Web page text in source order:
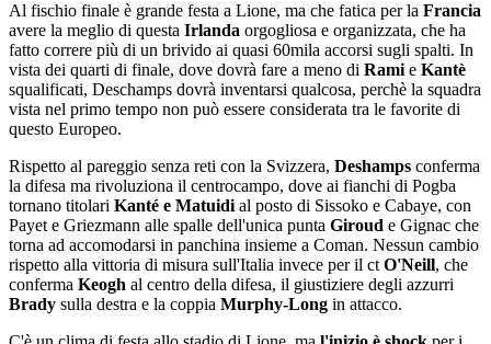
Al fischio finale è grande festa a Lione, ma che fatica per la Francia
avere la meglio di questa Irlanda orgogliosa e organizzata, che ha
fatto correre più di un brivido ai quasi 60mila accorsi sugli spalti. In
vista dei quarti di finale, dove dovrà fare a meno di Rami e Kantè
squalificati, Deschamps dovrà inventarsi qualcosa, perchè la squadra
vista nel primo tempo non può essere considerata tra le favorite di
questo Europeo.
Rispetto al pareggio senza reti con la Svizzera, Deshamps conferma
la difesa ma rivoluziona il centrocampo, dove ai fianchi di Pogba
tornano titolari Kanté e Matuidi al posto di Sissoko e Cabaye, con
Payet e Griezmann alle spalle dell'unica punta Giroud e Gignac che
torna ad accomodarsi in panchina insieme a Coman. Nessun cambio
rispetto alla vittoria di misura sull'Italia invece per il ct O'Neill, che
conferma Keogh al centro della difesa, il giustiziere degli azzurri
Brady sulla destra e la coppia Murphy-Long in attacco.